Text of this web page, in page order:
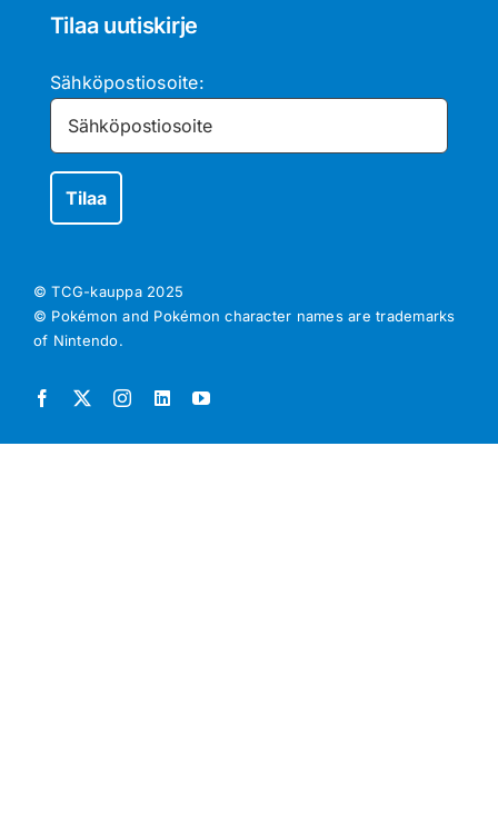
Tilaa uutiskirje
Sähköpostiosoite:
© TCG-kauppa 2025
© Pokémon and Pokémon character names are trademarks
of Nintendo.